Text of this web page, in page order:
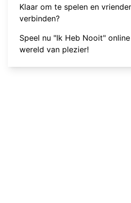
Klaar om te spelen en
verbinden?
Speel nu "Ik Heb Nooit" online
wereld van plezier!